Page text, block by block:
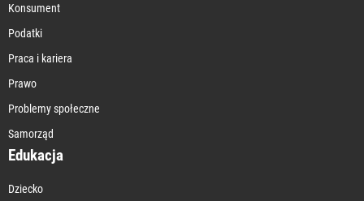
Konsument
Podatki
Praca i kariera
Prawo
Problemy społeczne
Samorząd
Edukacja
Dziecko